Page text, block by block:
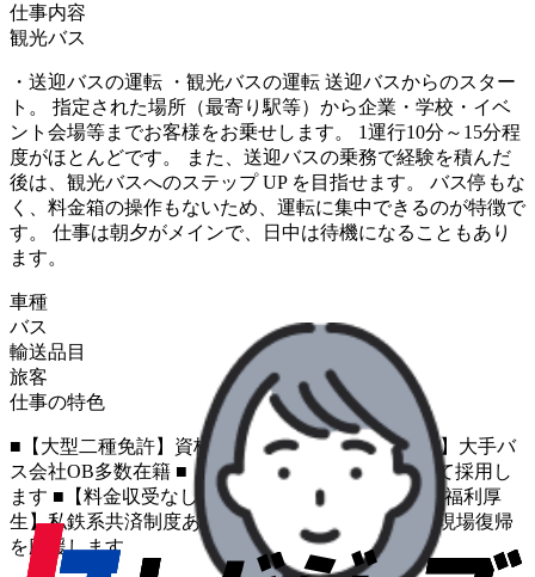
仕事内容
観光バス
・送迎バスの運転 ・観光バスの運転 送迎バスからのスター
ト。 指定された場所（最寄り駅等）から企業・学校・イベ
ント会場等までお客様をお乗せします。 1運行10分～15分程
度がほとんどです。 また、送迎バスの乗務で経験を積んだ
後は、観光バスへのステップ UP を目指せます。 バス停もな
く、料金箱の操作もないため、運転に集中できるのが特徴で
す。 仕事は朝夕がメインで、日中は待機になることもあり
ます。
車種
バス
輸送品目
旅客
仕事の特色
■【大型二種免許】資格が活かせる ■【経験者歓迎】大手バ
ス会社OB多数在籍 ■【学歴不問】お人柄を重視して採用し
ます ■【料金収受なし】送迎のみのお仕事です ■【福利厚
生】私鉄系共済制度あり ■【ブランクOK・歓迎】現場復帰
を応援します